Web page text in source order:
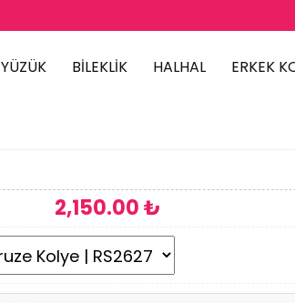
YÜZÜK BİLEKLİK HALHAL ERKEK
2,150.00 ₺